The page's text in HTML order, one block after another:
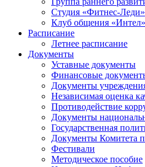
Cтудия «Фитнес-Леди»
Клуб общения «Интел»
Расписание
Летнее расписание
Документы
Уставные документы
Финансовые
Документы
Независимая оценка
Противодействие
Документы
Государственная
Документы Комитета
Фестивали
Методическое пособие